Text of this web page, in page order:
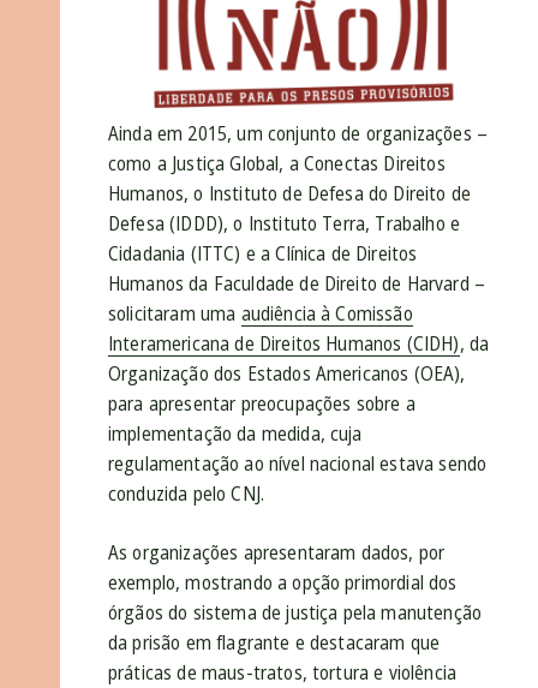
Ainda em 2015, um conjunto de organizações –
como a Justiça Global, a Conectas Direitos
Humanos, o Instituto de Defesa do Direito de
Defesa (IDDD), o Instituto Terra, Trabalho e
Cidadania (ITTC) e a Clínica de Direitos
Humanos da Faculdade de Direito de Harvard –
solicitaram uma audiência à Comissão
Interamericana de Direitos Humanos (CIDH), da
Organização dos Estados Americanos (OEA),
para apresentar preocupações sobre a
implementação da medida, cuja
regulamentação ao nível nacional estava sendo
conduzida pelo CNJ.
As organizações apresentaram dados, por
exemplo, mostrando a opção primordial dos
órgãos do sistema de justiça pela manutenção
da prisão em flagrante e destacaram que
práticas de maus-tratos, tortura e violência